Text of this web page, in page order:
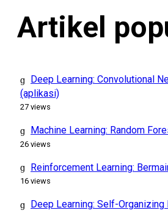
Artikel
Deep Learning: Convolutional
(aplikasi)
27 views
Machine Learning: Random
26 views
Reinforcement Learning:
16 views
Deep Learning: Self-Organizing